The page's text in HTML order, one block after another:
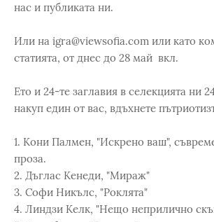
нас и публиката ни.
Или на igra@viewsofia.com или като
статията, от днес до 28 май вкл.
Ето и 24-те заглавия в селекцията ни
накуп един от вас, вдъхнете
1. Кони Палмен, "Искрено ваш",
проза.
2. Дъглас Кенеди, "Мираж"
3. Софи Никълс, "Роклята"
4. Линдзи Келк, "Нещо неприлично